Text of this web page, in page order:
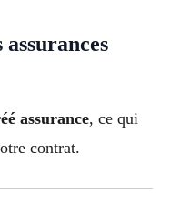
assurance, ce qui
contrat.